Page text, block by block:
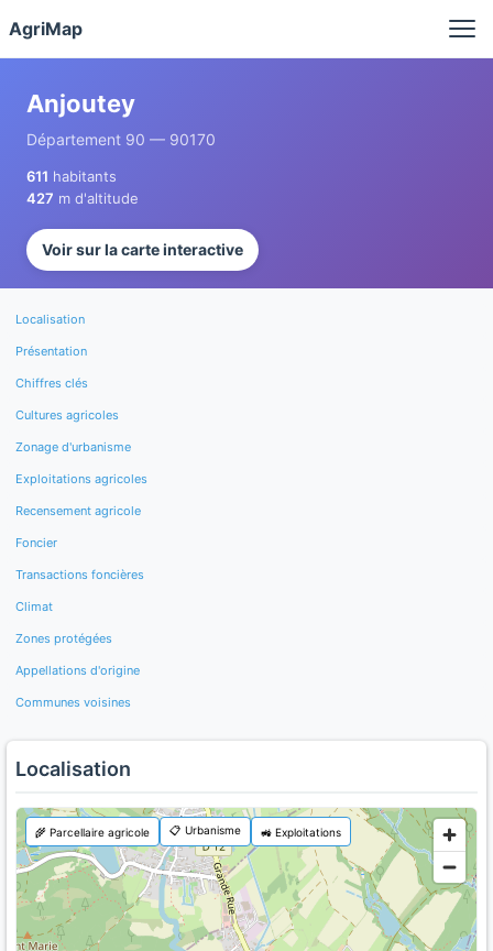
AgriMap
Anjoutey
Département 90 — 90170
611 habitants
427 m d'altitude
Voir sur la carte interactive
Localisation
Présentation
Chiffres clés
Cultures agricoles
Zonage d'urbanisme
Exploitations agricoles
Recensement agricole
Foncier
Transactions foncières
Climat
Zones protégées
Appellations d'origine
Communes voisines
Localisation
🌾 Parcellaire agricole 📋 Urbanisme 🚜 Exploitations